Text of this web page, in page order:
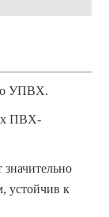
УПВХ.
ПВХ-
устойчив к